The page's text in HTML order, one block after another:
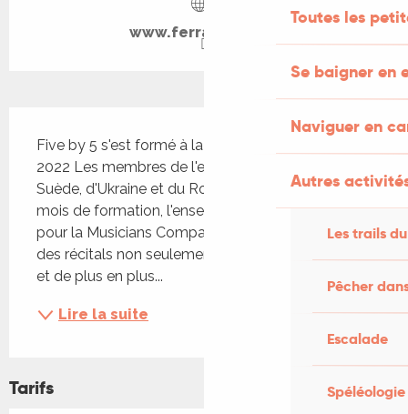
Toutes les
Se baigner en
Naviguer en
Autres
Les trails
Pêcher
Escalade
Spéléologie
www.ferrandou.org
Five by 5 s'est formé à la RAM en septembre
2022 Les membres de l'ensemble viennent de
Suède, d'Ukraine et du Royaume-Uni. Après trois
mois de formation, l'ensemble remporte des prix
pour la Musicians Company à Londres et donne
des récitals non seulement à Londres mais bien
et de plus en plus...
Lire la suite
Tarifs